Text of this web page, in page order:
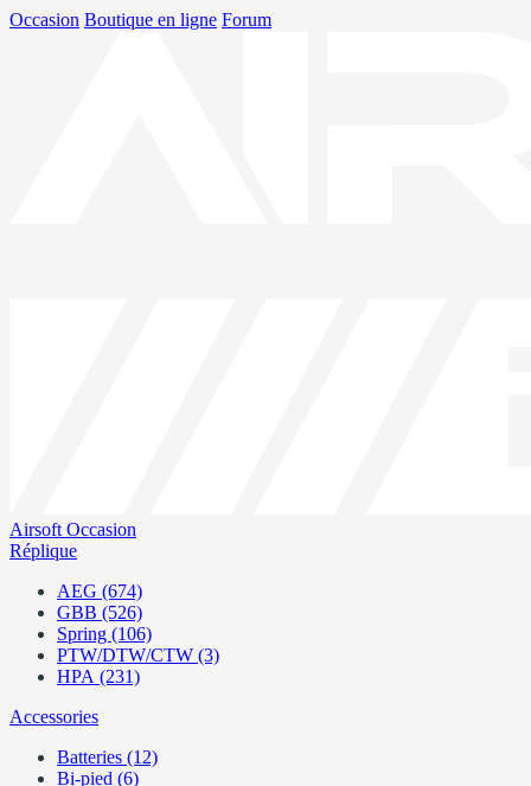
Occasion Boutique en ligne Forum
Airsoft Occasion
Réplique
AEG (674)
GBB (526)
Spring (106)
PTW/DTW/CTW (3)
HPA (231)
Accessories
Batteries (12)
Bi-pied (6)